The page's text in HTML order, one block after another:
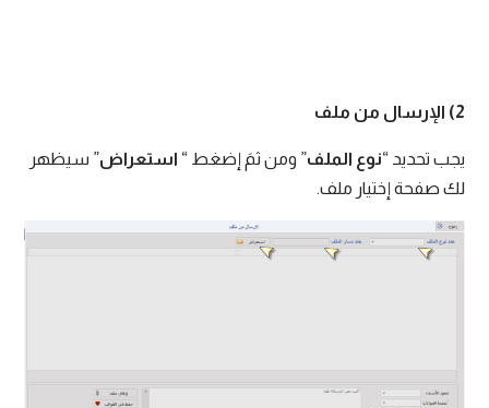
2) الإرسال من ملف
يجب تحديد “نوع الملف” ومن ثمَ إضغط “ استعراض” سيظهر
لك صفحة إختيار ملف.